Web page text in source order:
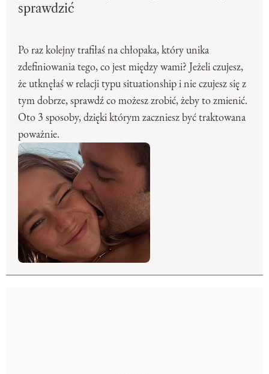
sprawdzić
Po raz kolejny trafiłaś na chłopaka, który unika
zdefiniowania tego, co jest między wami? Jeżeli czujesz,
że utknęłaś w relacji typu situationship i nie czujesz się z
tym dobrze, sprawdź co możesz zrobić, żeby to zmienić.
Oto 3 sposoby, dzięki którym zaczniesz być traktowana
poważnie.